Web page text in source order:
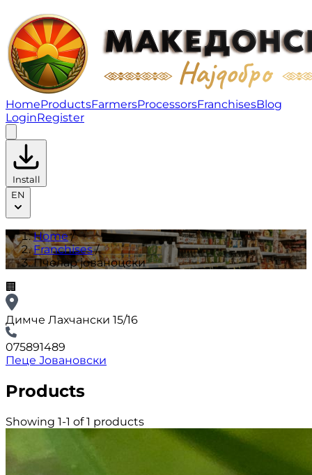
Пчелар јованоцски | Franchises
HomeProductsFarmersProcessorsFranchisesBlog
LoginRegister
Install
EN
Home/
Franchises/
Пчелар јованоцски
🏢
Димче Лахчански 15/16
075891489
Пеце Јовановски
Products
Showing 1-1 of 1 products